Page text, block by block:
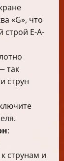
«G», что
строй E-A-
так
струн
:
струнам и